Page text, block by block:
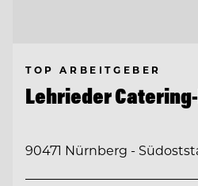
TOP ARBEITGEBER
Lehrieder
90471 Nürnberg -